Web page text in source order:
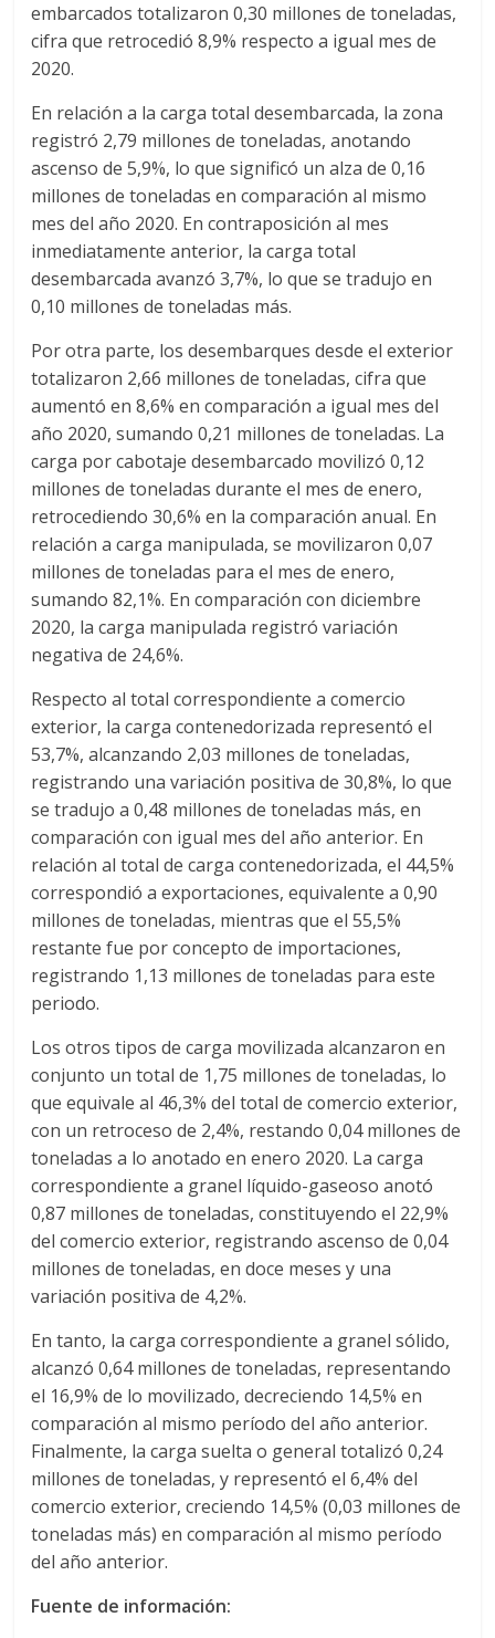
p
o
s
y
M
a
q
u
n
a
r
a
e
n
C
o
o
m
b
a
embarcados totalizaron 0,30 millones de toneladas,
cifra que retrocedió 8,9% respecto a igual mes de
2020.
En relación a la carga total desembarcada, la zona
registró 2,79 millones de toneladas, anotando
ascenso de 5,9%, lo que significó un alza de 0,16
millones de toneladas en comparación al mismo
mes del año 2020. En contraposición al mes
inmediatamente anterior, la carga total
desembarcada avanzó 3,7%, lo que se tradujo en
0,10 millones de toneladas más.
Por otra parte, los desembarques desde el exterior
totalizaron 2,66 millones de toneladas, cifra que
aumentó en 8,6% en comparación a igual mes del
año 2020, sumando 0,21 millones de toneladas. La
carga por cabotaje desembarcado movilizó 0,12
millones de toneladas durante el mes de enero,
retrocediendo 30,6% en la comparación anual. En
relación a carga manipulada, se movilizaron 0,07
millones de toneladas para el mes de enero,
sumando 82,1%. En comparación con diciembre
2020, la carga manipulada registró variación
negativa de 24,6%.
Respecto al total correspondiente a comercio
exterior, la carga contenedorizada representó el
53,7%, alcanzando 2,03 millones de toneladas,
registrando una variación positiva de 30,8%, lo que
se tradujo a 0,48 millones de toneladas más, en
comparación con igual mes del año anterior. En
relación al total de carga contenedorizada, el 44,5%
correspondió a exportaciones, equivalente a 0,90
millones de toneladas, mientras que el 55,5%
restante fue por concepto de importaciones,
registrando 1,13 millones de toneladas para este
periodo.
Los otros tipos de carga movilizada alcanzaron en
conjunto un total de 1,75 millones de toneladas, lo
que equivale al 46,3% del total de comercio exterior,
con un retroceso de 2,4%, restando 0,04 millones de
toneladas a lo anotado en enero 2020. La carga
correspondiente a granel líquido-gaseoso anotó
0,87 millones de toneladas, constituyendo el 22,9%
del comercio exterior, registrando ascenso de 0,04
millones de toneladas, en doce meses y una
variación positiva de 4,2%.
En tanto, la carga correspondiente a granel sólido,
alcanzó 0,64 millones de toneladas, representando
el 16,9% de lo movilizado, decreciendo 14,5% en
comparación al mismo período del año anterior.
Finalmente, la carga suelta o general totalizó 0,24
millones de toneladas, y representó el 6,4% del
comercio exterior, creciendo 14,5% (0,03 millones de
toneladas más) en comparación al mismo período
del año anterior.
Fuente de información: